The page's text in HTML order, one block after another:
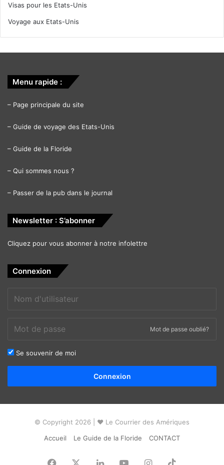
Visas pour les Etats-Unis
Voyage aux Etats-Unis
Menu rapide :
– Page principale du site
– Guide de voyage des Etats-Unis
– Guide de la Floride
– Qui sommes nous ?
– Passer de la pub dans le journal
Newsletter : S’abonner
Cliquez pour vous abonner à notre infolettre
Connexion
Mot de passe oublié?
Se souvenir de moi
Connexion
© Copyright 2026 | ❤ Le Courrier des Amériques
Accueil
Le Guide de la Floride CONTACT
Facebook LinkedinYouTubeInstagram